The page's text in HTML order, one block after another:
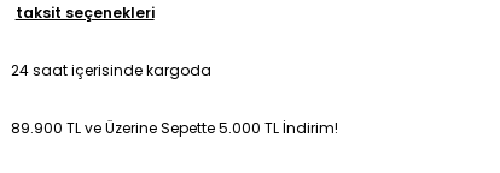
taksit seçenekleri
24 saat içerisinde kargoda
89.900 TL ve Üzerine Sepette 5.000 TL İndirim!